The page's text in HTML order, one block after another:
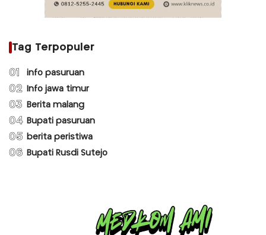
Tag Terpopuler
01 info pasuruan
02 Info jawa timur
03 Berita malang
04 Bupati pasuruan
05 berita peristiwa
06 Bupati Rusdi Sutejo